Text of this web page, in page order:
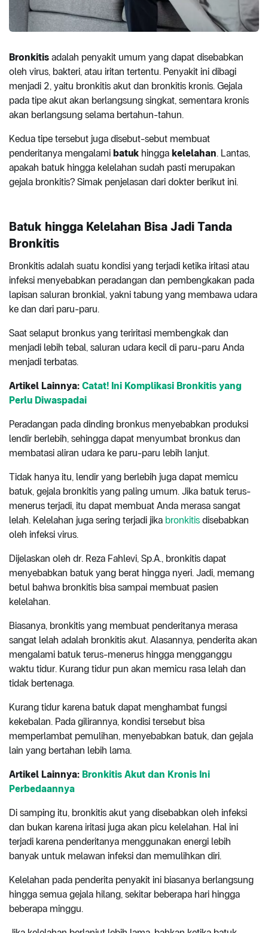
Bronkitis adalah penyakit umum yang dapat disebabkan
oleh virus, bakteri, atau iritan tertentu. Penyakit ini dibagi
menjadi 2, yaitu bronkitis akut dan bronkitis kronis. Gejala
pada tipe akut akan berlangsung singkat, sementara kronis
akan berlangsung selama bertahun-tahun.
Kedua tipe tersebut juga disebut-sebut membuat
penderitanya mengalami batuk hingga kelelahan. Lantas,
apakah batuk hingga kelelahan sudah pasti merupakan
gejala bronkitis? Simak penjelasan dari dokter berikut ini.
Batuk hingga Kelelahan Bisa Jadi Tanda
Bronkitis
Bronkitis adalah suatu kondisi yang terjadi ketika iritasi atau
infeksi menyebabkan peradangan dan pembengkakan pada
lapisan saluran bronkial, yakni tabung yang membawa udara
ke dan dari paru-paru.
Saat selaput bronkus yang teriritasi membengkak dan
menjadi lebih tebal, saluran udara kecil di paru-paru Anda
menjadi terbatas.
Artikel Lainnya: Catat! Ini Komplikasi Bronkitis yang
Perlu Diwaspadai
Peradangan pada dinding bronkus menyebabkan produksi
lendir berlebih, sehingga dapat menyumbat bronkus dan
membatasi aliran udara ke paru-paru lebih lanjut.
Tidak hanya itu, lendir yang berlebih juga dapat memicu
batuk, gejala bronkitis yang paling umum. Jika batuk terus-
menerus terjadi, itu dapat membuat Anda merasa sangat
lelah. Kelelahan juga sering terjadi jika bronkitis disebabkan
oleh infeksi virus.
Dijelaskan oleh dr. Reza Fahlevi, Sp.A., bronkitis dapat
menyebabkan batuk yang berat hingga nyeri. Jadi, memang
betul bahwa bronkitis bisa sampai membuat pasien
kelelahan.
Biasanya, bronkitis yang membuat penderitanya merasa
sangat lelah adalah bronkitis akut. Alasannya, penderita akan
mengalami batuk terus-menerus hingga mengganggu
waktu tidur. Kurang tidur pun akan memicu rasa lelah dan
tidak bertenaga.
Kurang tidur karena batuk dapat menghambat fungsi
kekebalan. Pada gilirannya, kondisi tersebut bisa
memperlambat pemulihan, menyebabkan batuk, dan gejala
lain yang bertahan lebih lama.
Artikel Lainnya: Bronkitis Akut dan Kronis Ini
Perbedaannya
Di samping itu, bronkitis akut yang disebabkan oleh infeksi
dan bukan karena iritasi juga akan picu kelelahan. Hal ini
terjadi karena penderitanya menggunakan energi lebih
banyak untuk melawan infeksi dan memulihkan diri.
Kelelahan pada penderita penyakit ini biasanya berlangsung
hingga semua gejala hilang, sekitar beberapa hari hingga
beberapa minggu.